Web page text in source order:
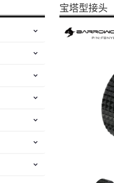
宝塔型接头